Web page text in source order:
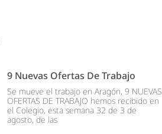
9 Nuevas Ofertas De Trabajo
Se mueve el trabajo en Aragón, 9 NUEVAS
OFERTAS DE TRABAJO hemos recibido en
el Colegio, esta semana 32 de 3 de
agosto, de las